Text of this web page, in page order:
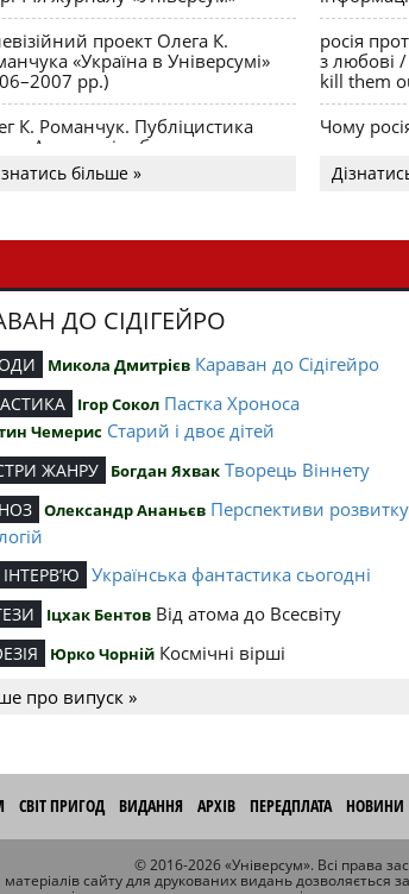
проект Олега К.
«Україна в Універсумі»
рр.)
К. Романчук. Публіцистика
Акценти і табу
більше »
росія
з любові
kill them
Чому
ДО СІДІГЕЙРО
Микола Дмитрієв Караван до Сідігейро
Ігор Сокол Пастка Хроноса
Чемерис Старий і двоє дітей
ЖАНРУ Богдан Яхвак Творець Віннету
Олександр Ананьєв Перспективи
Українська фантастика сьогодні
Іцхак Бентов Від атома до Всесвіту
Юрко Чорній Космічні вірші
про випуск »
СВІТ ПРИГОД ВИДАННЯ АРХІВ ПЕРЕДПЛАТА НОВИНИ
© 2016-2026 «Універсум». Всі права
сайту для друкованих видань